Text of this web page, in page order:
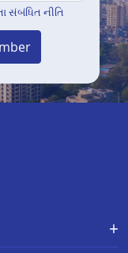
સંબંધિત નીતિ